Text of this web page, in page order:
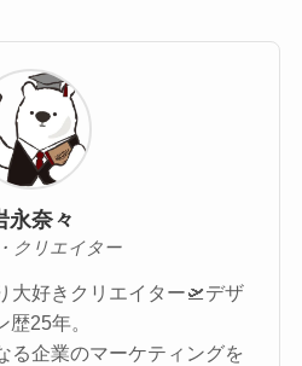
永奈々
クリエイター
大好きクリエイター🛫デザ
歴25年。
る企業のマーケティングを